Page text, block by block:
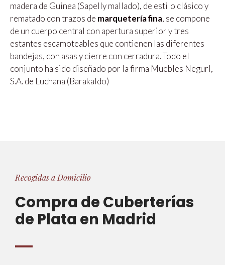
madera de Guinea (Sapelly mallado), de estilo clásico y
rematado con trazos de marqueteríafina, se compone
de un cuerpo central con apertura superior y tres
estantes escamoteables que contienen las diferentes
bandejas, con asas y cierre con cerradura. Todo el
conjunto ha sido diseñado por la firma Muebles Negurl,
S.A. de Luchana (Barakaldo)
Recogidas a Domicilio
Compra de Cuberterías
de Plata en Madrid